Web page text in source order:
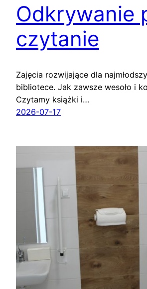
Odkrywanie
czytanie
Zajęcia rozwijające dla
bibliotece. Jak zawsze wesoło i
Czytamy książki i…
2026-07-17